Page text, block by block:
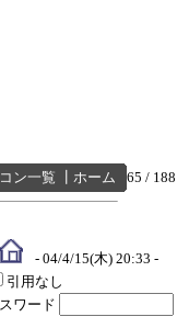
ン一覧 ホーム 65 / 188
- 04/4/15(木) 20:33 -
引用なし
ワード